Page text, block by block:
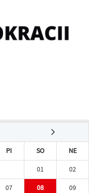
PI SO
NE
01
02
07 08
09